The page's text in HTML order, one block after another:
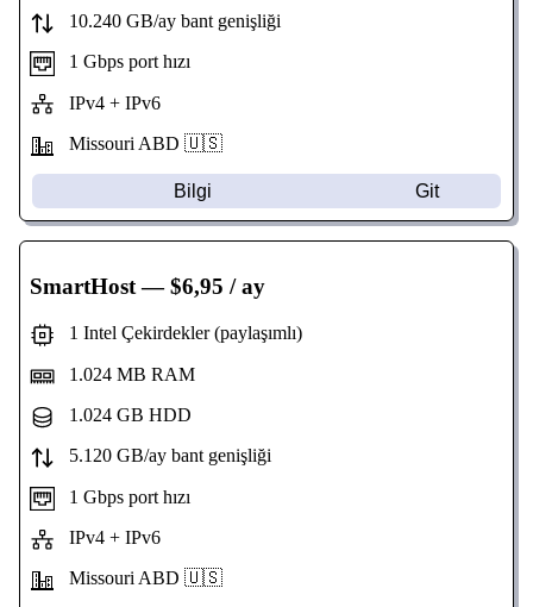
10.240 GB/ay bant genişliği
1 Gbps port hızı
IPv4 + IPv6
Missouri ABD 🇺🇸
Bilgi Git
SmartHost— $6,95 / ay
1 Intel Çekirdekler (paylaşımlı)
1.024 MB RAM
1.024 GB HDD
5.120 GB/ay bant genişliği
1 Gbps port hızı
IPv4 + IPv6
Missouri ABD 🇺🇸